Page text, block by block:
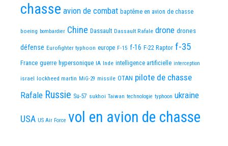
chasse avion de combat baptême en avion de chasse
boeing bombardier Chine Dassault Dassault Rafale drone drones
défense Eurofighter typhoon europe F-15 f-16 F-22 Raptor f-35
France guerre hypersonique IA Inde intelligence artificielle interception
israel lockheed martin MiG-29 missile OTAN pilote de chasse
Rafale Russie Su-57 sukhoi Taiwan technologie typhoon ukraine
USA US Air Force vol en avion de chasse